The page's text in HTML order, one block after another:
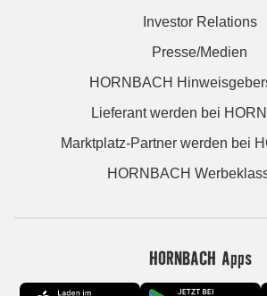
Investor Relations
Presse/Medien
HORNBACH
Lieferant werden bei
Marktplatz-Partner werden bei
HORNBACH
HORNBACH Apps